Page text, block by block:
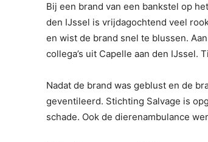
Bij een brand van een bankstel op
den IJssel is vrijdagochtend veel
en wist de brand snel te blussen.
collega’s uit Capelle aan den IJssel.
Nadat de brand was geblust en de
geventileerd. Stichting Salvage is
schade. Ook de dierenambulance